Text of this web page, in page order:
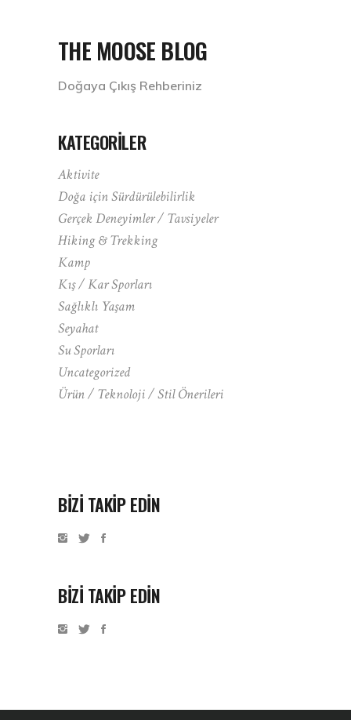
THE MOOSE BLOG
Doğaya Çıkış Rehberiniz
KATEGORILER
Aktivite
Doğa için Sürdürülebilirlik
Gerçek Deneyimler / Tavsiyeler
Hiking & Trekking
Kamp
Kış / Kar Sporları
Sağlıklı Yaşam
Seyahat
Su Sporları
Uncategorized
Ürün / Teknoloji / Stil Önerileri
BIZI TAKIP EDIN
BİZİ TAKİP EDİN